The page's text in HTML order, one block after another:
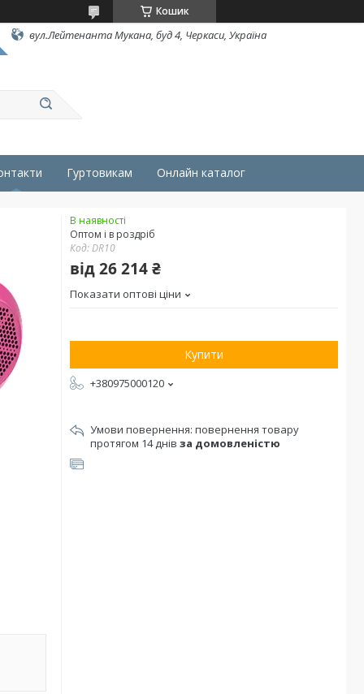
Кошик
вул.Лейтенанта Мукана, буд 4, Черкаси, Україна
Гуртовикам Онлайн каталог
В наявності
Оптом і в роздріб
Код:DR10
від26 214 ₴
Показати оптові ціни
Купити
+380975000120
повернення товару
протягом 14 днів за домовленістю